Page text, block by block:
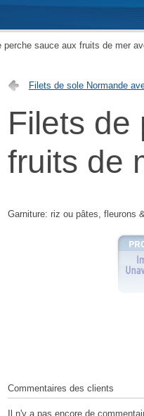
perche sauce aux fruits de mer
Filets de sole Normande
Filets de
fruits de
Garniture: riz ou pâtes, fleurons
Commentaires des clients
Il n'y a pas encore de